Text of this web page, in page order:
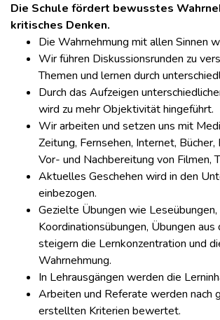
Die Schule fördert bewusstes
kritisches Denken.
Die Wahrnehmung mit allen Sinnen
Wir führen Diskussionsrunden zu
Themen und lernen durch
Durch das Aufzeigen
wird zu mehr Objektivität hingeführt.
Wir arbeiten und setzen uns mit
Zeitung, Fernsehen, Internet, Bücher,
Vor- und Nachbereitung von Filmen,
Aktuelles Geschehen wird in den
einbezogen.
Gezielte Übungen wie Leseübungen,
Koordinationsübungen, Übungen
steigern die Lernkonzentration und
Wahrnehmung.
In Lehrausgängen werden die
Arbeiten und Referate werden nach
erstellten Kriterien bewertet.